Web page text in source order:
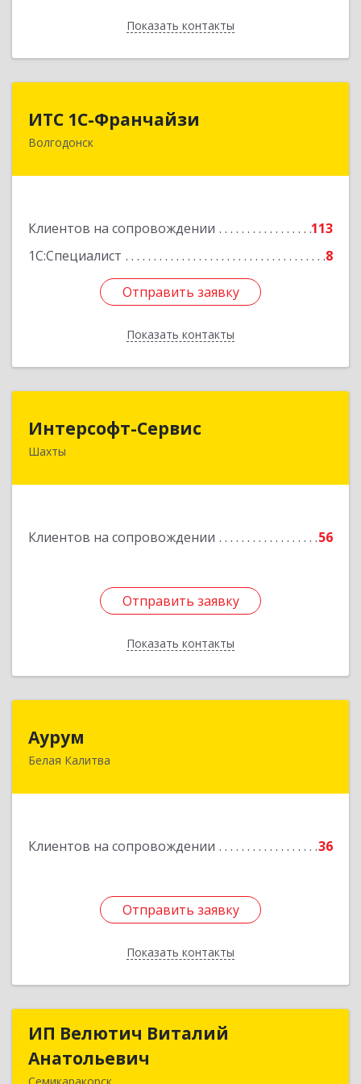
Показать контакты
Назад
ИТС 1С-Франчайзи
Волгодонск
Клиентов на сопровождении
113
1С:Специалист
8
Отправить заявку
Показать контакты
ИТС 1С-Франчайзи
347380, Ростовская обл, Волгодонск г, Гагарина
Отправить заявку
Назад
Интерсофт-Сервис
Шахты
Клиентов на сопровождении 56
Отправить заявку
Показать контакты
346480, Ростовская обл, Шахты г, Советская ул,
Отправить заявку
Назад
Аурум
Белая Калитва
Клиентов на сопровождении 36
Отправить заявку
Показать контакты
347044, Ростовская обл, Белокалитвинский р-н,
Отправить заявку
Назад
ИП Велютич Виталий
Анатольевич
ИП Велютич Виталий